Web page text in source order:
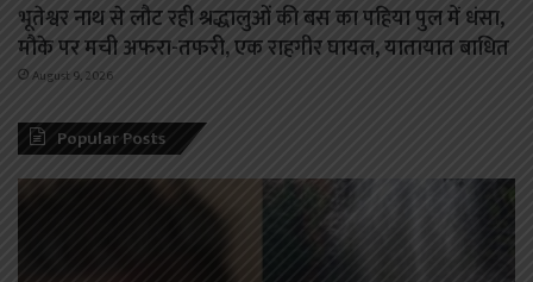
भूतेश्वर नाथ से लौट रही श्रद्धालुओं की बस का पहिया पुल में धंसा,
मौके पर मची अफरा-तफरी, एक राहगीर घायल, यातायात बाधित
August 9, 2026
Popular Posts